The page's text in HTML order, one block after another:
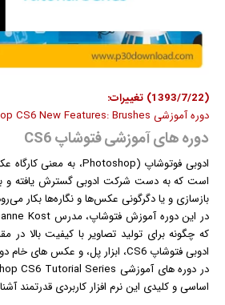
(1393/7/22) تغییرات:
دوره آموزشی Photoshop CS6 New Features: Brushes اضافه شد!
دوره های آموزشی فتوشاپ CS6
ادوبی فوتوشاپ (Photoshop، به معنی کارگاه عکاسی) یک پردازشگر
است که به دست شرکت ادوبی گسترش یافته و
بازسازی و یا دگرگونی عکس‌ها و نگاره‌ها بکار
که چگونه برای تولید تصاویر با کیفیت بالا در
ادوبی فتوشاپ CS6، ابزار پل، و عکس های خام دوربین استفاده کنید.
اساسی و کلیدی ایننرم افزار کاربردی قدرتمند